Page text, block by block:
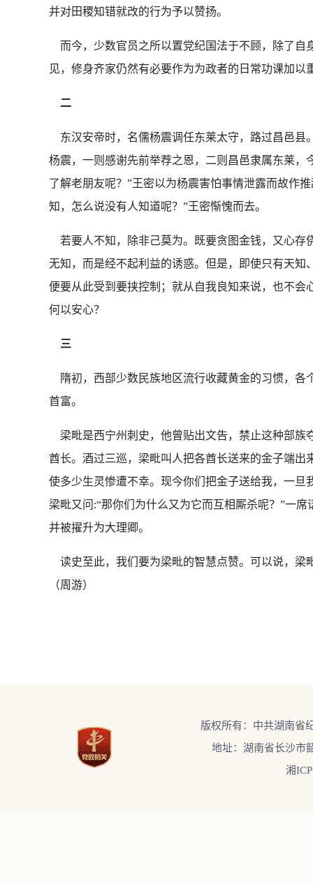
并对田稷知错就改的行为予以赞扬。
而今，少数官员之所以置党纪国法于不顾，除了自
见，修身齐家仍然有必要作为为政者的日常功课加以
二
东汉安帝时，名儒杨震调任东莱太守，路过昌邑县
杨震，一则感谢先前举荐之恩，二则昌邑隶属东莱
了解老朋友呢？”王密以为杨震害怕事情泄露而故作
知，怎么说没有人知道呢？”王密惭愧而去。
若要人不知，除非己莫为。既要贪图金钱，又心存
无知，而是经不起利益的诱惑。但是，即使只有天
便要从此受到要挟控制；就从自我良知来说，也不
何以安心？
三
隋初，西部少数民族地区流行收藏黄金的习惯，各
首富。
梁毗是西宁州刺史，他曾贴出文告，禁止这种部族
酋长。酒过三巡，梁毗叫人把各酋长送来的金子端
使多少生灵惨遭不幸。现今你们把金子送给我，一
梁毗又问:“那你们为什么又为它而互相厮杀呢？”一
并被擢升为大理卿。
读史至此，我们要为梁毗的智慧点赞。可以说，梁
（周游）
版权所有：中共湖南省
地址：湖南省长沙市
湘